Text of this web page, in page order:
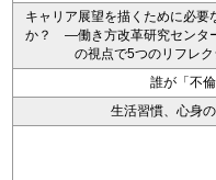
キャリア展望を描くために必要
か？ ―働き方改革研究センタ
の視点で5つのリフレ
誰が「不
生活習慣、心身